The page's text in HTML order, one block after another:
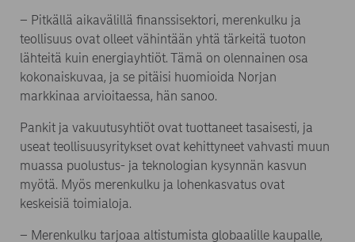
– Pitkällä aikavälillä finanssisektori, merenkulku ja
teollisuus ovat olleet vähintään yhtä tärkeitä tuoton
lähteitä kuin energiayhtiöt. Tämä on olennainen osa
kokonaiskuvaa, ja se pitäisi huomioida Norjan
markkinaa arvioitaessa, hän sanoo.
Pankit ja vakuutusyhtiöt ovat tuottaneet tasaisesti, ja
useat teollisuusyritykset ovat kehittyneet vahvasti muun
muassa puolustus- ja teknologian kysynnän kasvun
myötä. Myös merenkulku ja lohenkasvatus ovat
keskeisiä toimialoja.
– Merenkulku tarjoaa altistumista globaalille kaupalle,